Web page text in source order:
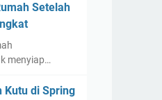
Setelah
menyiap…
Kutu di Spring